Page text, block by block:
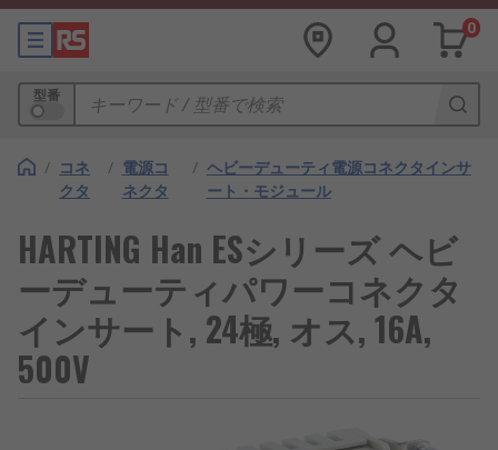
0
型番
/ コネ
クタ
/ 電源コ
ネクタ
/ ヘビーデューティ電源コネクタインサ
ート・モジュール
HARTING Han ESシリーズ ヘビ
ーデューティパワーコネクタ
インサート, 24極, オス, 16A,
500V